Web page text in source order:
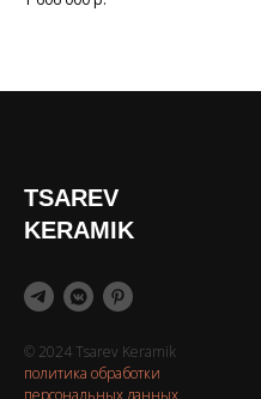
TSAREV
KERAMIK
© 2024 Tsarev Keramik
политика обработки
персональных данных